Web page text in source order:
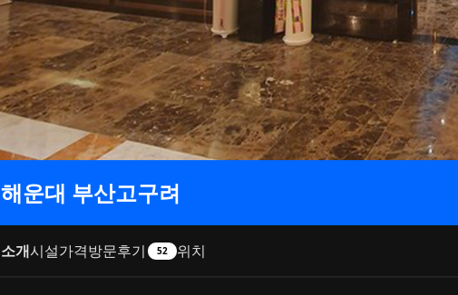
해운대 부산고구려
소개시설가격방문후기 52 위치